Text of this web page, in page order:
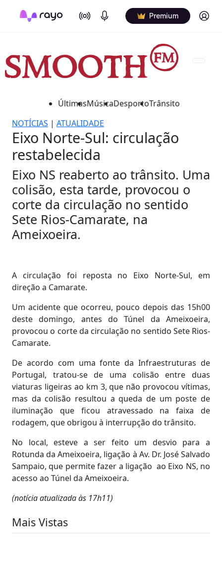
On Air Podcasts Premium Log in
ÚltimasMúsicaDesportoTrânsito
NOTÍCIAS | ATUALIDADE
Eixo Norte-Sul: circulação
restabelecida
Eixo NS reaberto ao trânsito. Uma
colisão, esta tarde, provocou o
corte da circulação no sentido
Sete Rios-Camarate, na
Ameixoeira.
A circulação foi reposta no Eixo Norte-Sul, em
direção a Camarate.
Um acidente que ocorreu, pouco depois das 15h00
deste domingo, antes do Túnel da Ameixoeira,
provocou o corte da circulação no sentido Sete Rios-
Camarate.
De acordo com uma fonte da Infraestruturas de
Portugal, tratou-se de uma colisão entre duas
viaturas ligeiras ao km 3, que não provocou vítimas,
mas da colisão resultou a queda de um poste de
iluminação que ficou atravessado na faixa de
rodagem, que obrigou à interrupção do trânsito.
No local, esteve a ser feito um desvio para a
Rotunda da Ameixoeira, ligação à Av. Dr. José Salvado
Sampaio, que permite fazer a ligação ao Eixo NS, no
acesso ao Túnel da Ameixoeira.
(notícia atualizada às 17h11)
Mais Vistas